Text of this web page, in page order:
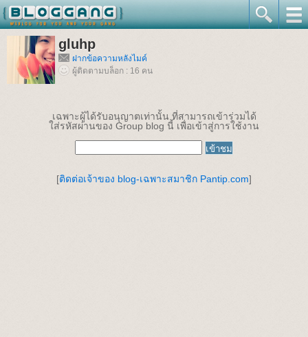
gluhp
ฝากข้อความหลังไมค์
ผู้ติดตามบล็อก : 16 คน
เฉพาะผู้ได้รับอนุญาตเท่านั้น ที่สามารถเข้าร่วมได้
ใส่รหัสผ่านของ Group blog นี้ เพื่อเข้าสู่การใช้งาน
[ติดต่อเจ้าของ blog-เฉพาะสมาชิก Pantip.com]